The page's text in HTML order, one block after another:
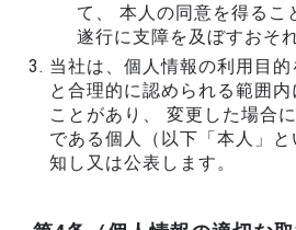
て、 本人の同意を得るこ
遂行に支障を及ぼすおそ
当社は、個人情報の利用目
と合理的に認められる範囲
ことがあり、 変更した場合
である個人（以下「本人」
知し又は公表します。